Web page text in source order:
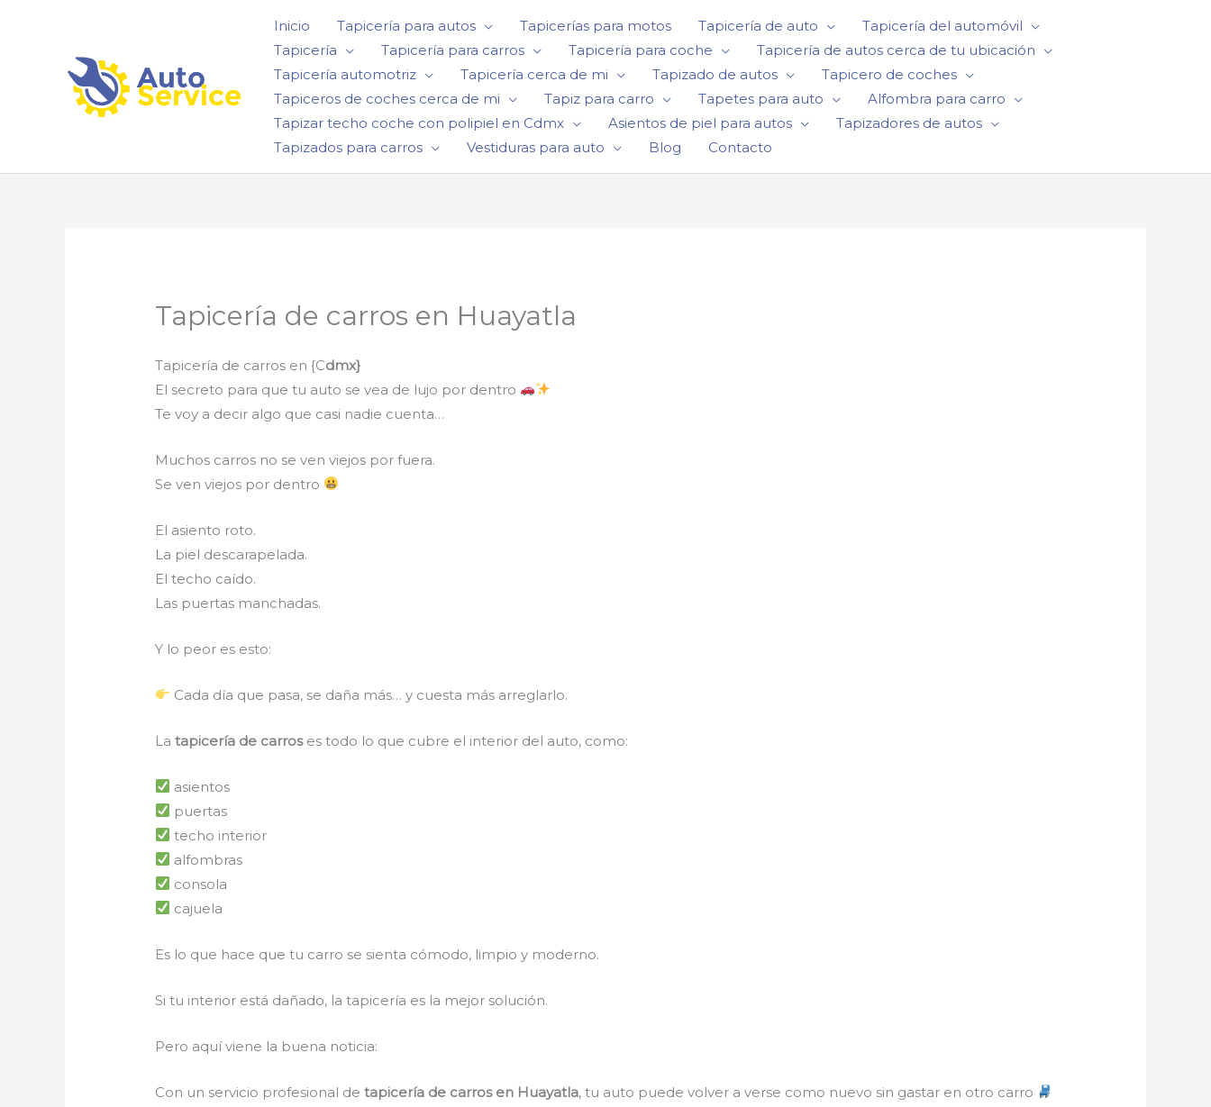
Inicio Tapicería para autos Tapicerías para motos Tapicería de auto
Tapicería del automóvil
Tapicería
Tapicería para carros Tapicería para coche
Tapicería de autos cerca de tu ubicación
Tapicería automotriz
Tapicería cerca de mi Tapizado de autos
Tapicero de coches
Tapiceros de coches cerca de mi
Tapiz para carro Tapetes para auto
Alfombra para carro
Tapizar techo coche con polipiel en Cdmx
Asientos de piel para autos
Tapizadores de autos
Tapizados para carros
Vestiduras para auto Blog Contacto
Tapicería de carros en Huayatla
Tapicería de carros en {Cdmx}
El secreto para que tu auto se vea de lujo por dentro
Te voy a decir algo que casi nadie cuenta…
Muchos carros no se ven viejos por fuera.
Se ven viejos por dentro
El asiento roto.
La piel descarapelada.
El techo caído.
Las puertas manchadas.
Y lo peor es esto:
Cada día que pasa, se daña más… y cuesta más arreglarlo.
Latapicería de carroses todo lo que cubre el interior del auto, como:
asientos
puertas
techo interior
alfombras
consola
cajuela
Es lo que hace que tu carro se sienta cómodo, limpio y moderno.
Si tu interior está dañado, la tapicería es la mejor solución.
Pero aquí viene la buena noticia:
Con un servicio profesional detapicería de carros en Huayatla, tu auto puede volver a verse como nuevo sin gastar en otro carro